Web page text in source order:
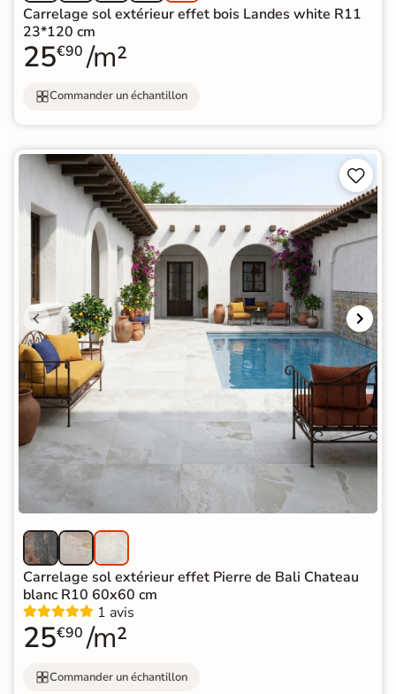
Carrelage sol extérieur effet bois Landes white R11
23*120 cm
25€90 /m²
Commander un échantillon


Carrelage sol extérieur effet Pierre de Bali Chateau
blanc R10 60x60 cm
1 avis
25€90 /m²
Commander un échantillon